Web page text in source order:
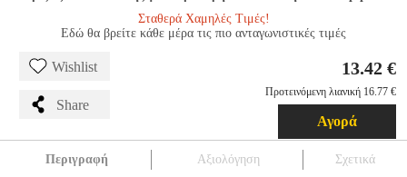
Σταθερά Χαμηλές Τιμές!
Εδώ θα βρείτε κάθε μέρα τις πιο ανταγωνιστικές τιμές
Wishlist
Share
13.42 €
Προτεινόμενη λιανική 16.77 €
Αγορά
Περιγραφή Αξιολόγηση Σχετικά